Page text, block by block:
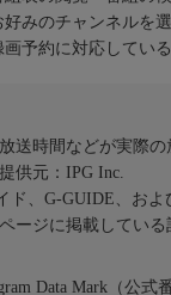
好みのチャンネルを
画予約に対応してい
送時間などが実際
供元：IPG Inc.
ド、G-GUIDE、お
ージに掲載してい
Data Mark（公式